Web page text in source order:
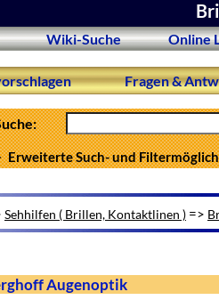
Wiki-Suche Online
Fragen &
Erweiterte Such- und
Sehhilfen ( Brillen, Kontaktlinen ) =>
Augenoptik